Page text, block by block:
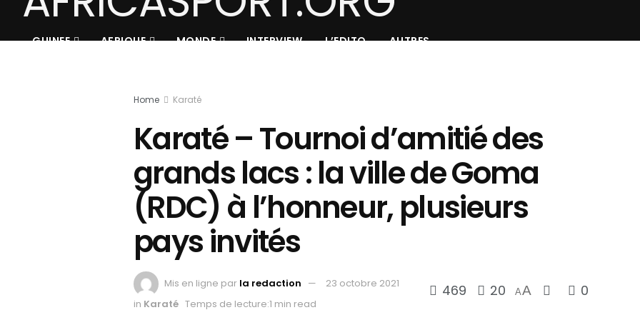
GUINEE AFRIQUE MONDE INTERVIEW L’EDITO AUTRES
Home Karaté
Karaté – Tournoi d’amitié des
grands lacs : la ville de Goma
(RDC) à l’honneur, plusieurs
pays invités
Mis en ligne par la redaction
23 octobre 2021
in Karaté Temps de lecture:1 min read
469 20 AA 0